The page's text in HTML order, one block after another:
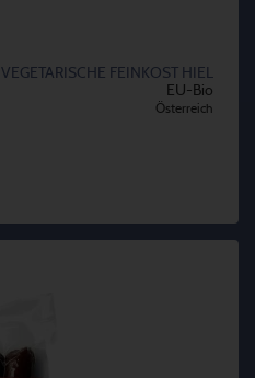
VEGETARISCHE FEINKOST HIEL
EU-Bio
Österreich